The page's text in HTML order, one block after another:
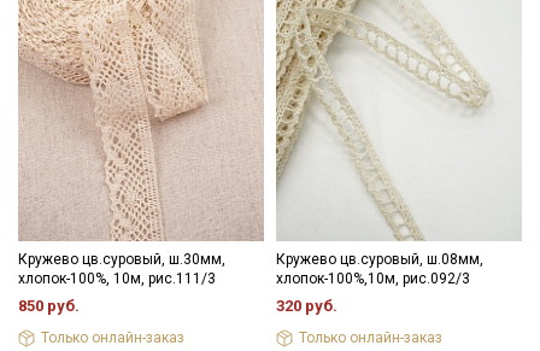
Кружево цв.суровый, ш.30мм,
хлопок-100%, 10м, рис.111/3
850 руб.
Только онлайн-заказ
Кружево цв.суровый, ш.08мм,
хлопок-100%,10м, рис.092/3
320 руб.
Только онлайн-заказ